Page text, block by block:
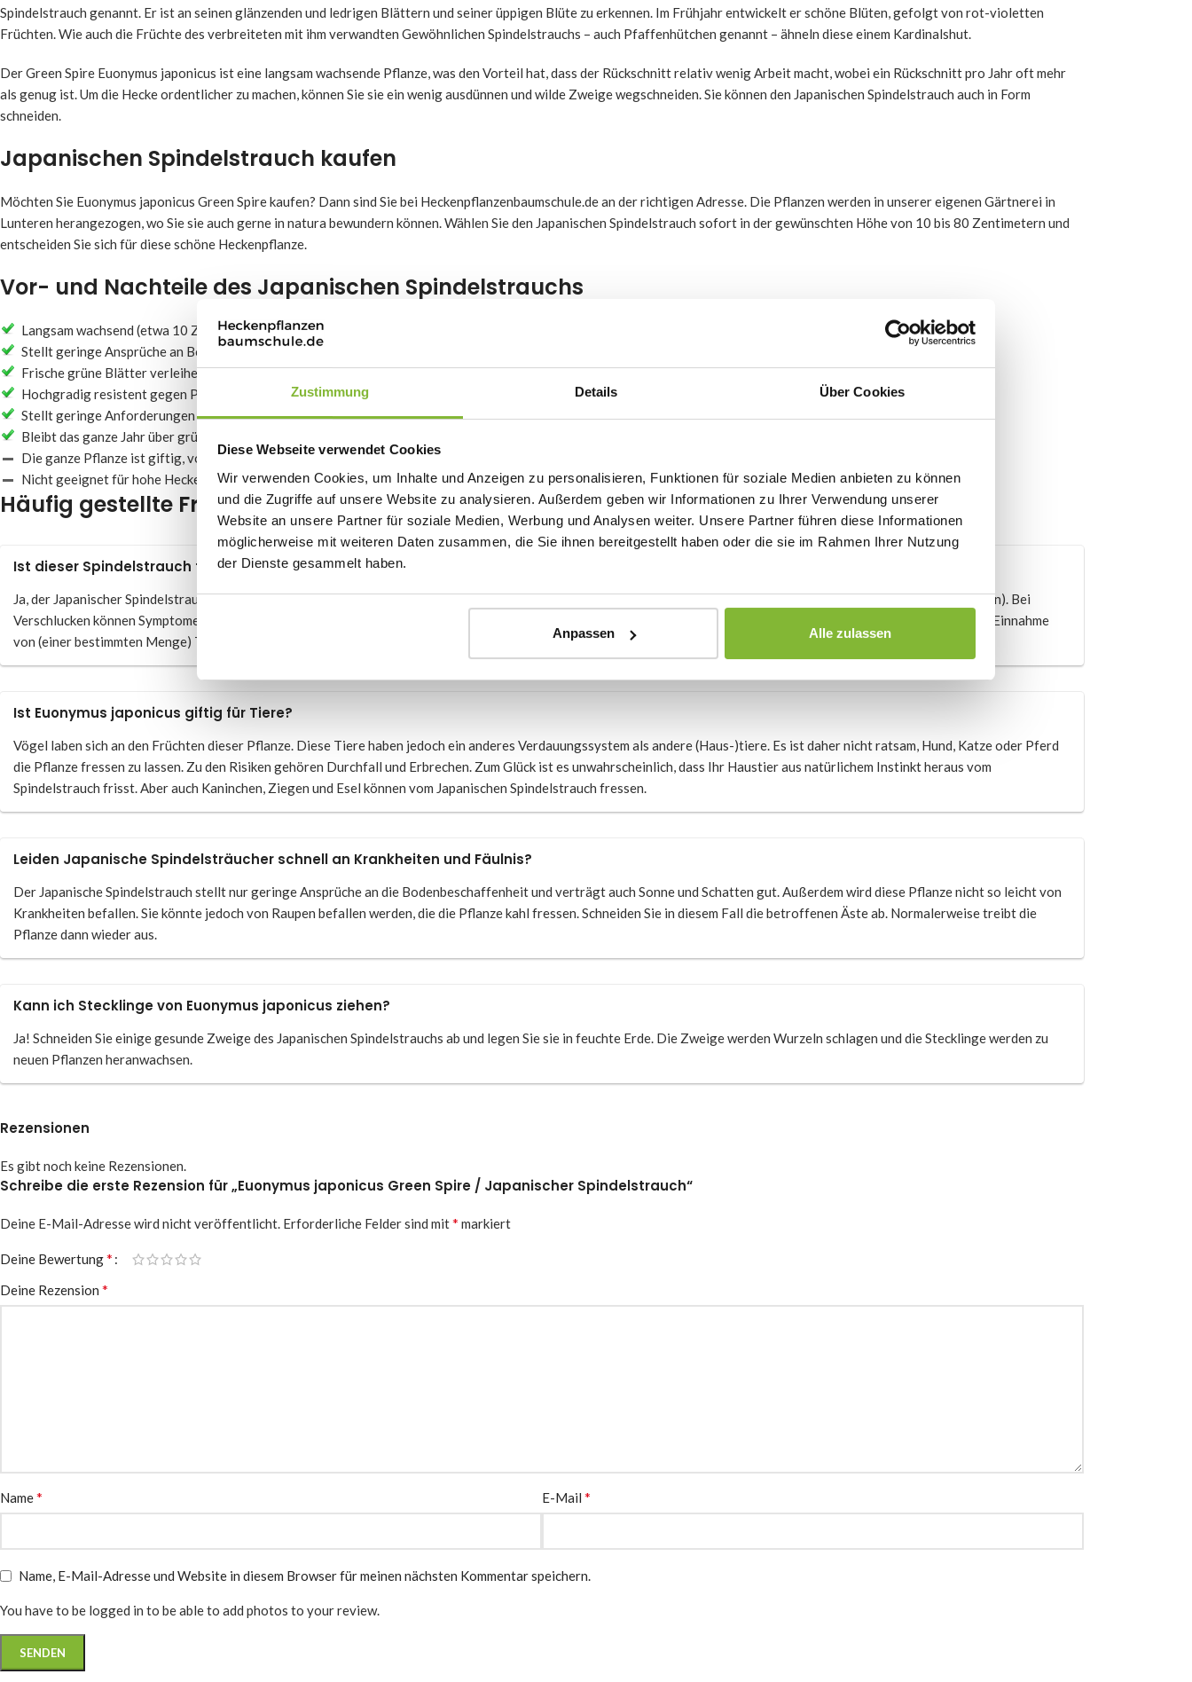
Zustimmung Details Über Cookies
Diese Webseite verwendet Cookies
Wir verwenden Cookies, um Inhalte und Anzeigen zu personalisieren, Funktionen für soziale Medien anbieten zu können
und die Zugriffe auf unsere Website zu analysieren. Außerdem geben wir Informationen zu Ihrer Verwendung unserer
Website an unsere Partner für soziale Medien, Werbung und Analysen weiter. Unsere Partner führen diese Informationen
möglicherweise mit weiteren Daten zusammen, die Sie ihnen bereitgestellt haben oder die sie im Rahmen Ihrer Nutzung
der Dienste gesammelt haben.
Anpassen Alle zulassen
Spindelstrauch genannt. Er ist an seinen glänzenden und ledrigen Blättern und seiner üppigen Blüte zu erkennen. Im Frühjahr entwickelt er schöne Blüten, gefolgt von rot-violetten
Früchten. Wie auch die Früchte des verbreiteten mit ihm verwandten Gewöhnlichen Spindelstrauchs – auch Pfaffenhütchen genannt – ähneln diese einem Kardinalshut.
Der Green Spire Euonymus japonicus ist eine langsam wachsende Pflanze, was den Vorteil hat, dass der Rückschnitt relativ wenig Arbeit macht, wobei ein Rückschnitt pro Jahr oft mehr
als genug ist. Um die Hecke ordentlicher zu machen, können Sie sie ein wenig ausdünnen und wilde Zweige wegschneiden. Sie können den Japanischen Spindelstrauch auch in Form
schneiden.
Japanischen Spindelstrauch kaufen
Möchten Sie Euonymus japonicus Green Spire kaufen? Dann sind Sie bei Heckenpflanzenbaumschule.de an der richtigen Adresse. Die Pflanzen werden in unserer eigenen Gärtnerei in
Lunteren herangezogen, wo Sie sie auch gerne in natura bewundern können. Wählen Sie den Japanischen Spindelstrauch sofort in der gewünschten Höhe von 10 bis 80 Zentimetern und
entscheiden Sie sich für diese schöne Heckenpflanze.
Vor- und Nachteile des Japanischen Spindelstrauchs
Langsam wachsend (etwa 10 Zentimeter pro Jahr): perfekt für niedrige Hecken
Stellt geringe Ansprüche an Bodenart und Sonneneinstrahlung
Frische grüne Blätter verleihen ein luxuriöses Aussehen
Hochgradig resistent gegen Pflanzenkrankheiten
Stellt geringe Anforderungen an den Baumschnitt
Bleibt das ganze Jahr über grün
Die ganze Pflanze ist giftig, vom Stängel bis zu den Blättern und Blüten
Nicht geeignet für hohe Hecken: Wächst nicht höher als etwa 60 – 80 Zentimeter
Häufig gestellte Fragen zum Japanischen Spindelstrauch
Ist dieser Spindelstrauch für den Menschen giftig?
Ja, der Japanischer Spindelstrauch ist für den Menschen giftig, vom Stamm bis zu den Blättern, Früchten und Blüten. Dies gilt für alle Spindelstraucharten (etwa 180 Arten). Bei
Verschlucken können Symptome wie Krämpfe, Durchfall, Erbrechen und Schwindel auftreten, vor allem, wenn große Mengen eingenommen werden. Die Reaktion auf die Einnahme
von (einer bestimmten Menge) Teilen des Euonymus ist von Person zu Person unterschiedlich und es ist daher ratsam, in diesem Fall den Rat Ihres Arztes einzuholen.
Ist Euonymus japonicus giftig für Tiere?
Vögel laben sich an den Früchten dieser Pflanze. Diese Tiere haben jedoch ein anderes Verdauungssystem als andere (Haus-)tiere. Es ist daher nicht ratsam, Hund, Katze oder Pferd
die Pflanze fressen zu lassen. Zu den Risiken gehören Durchfall und Erbrechen. Zum Glück ist es unwahrscheinlich, dass Ihr Haustier aus natürlichem Instinkt heraus vom
Spindelstrauch frisst. Aber auch Kaninchen, Ziegen und Esel können vom Japanischen Spindelstrauch fressen.
Leiden Japanische Spindelsträucher schnell an Krankheiten und Fäulnis?
Der Japanische Spindelstrauch stellt nur geringe Ansprüche an die Bodenbeschaffenheit und verträgt auch Sonne und Schatten gut. Außerdem wird diese Pflanze nicht so leicht von
Krankheiten befallen. Sie könnte jedoch von Raupen befallen werden, die die Pflanze kahl fressen. Schneiden Sie in diesem Fall die betroffenen Äste ab. Normalerweise treibt die
Pflanze dann wieder aus.
Kann ich Stecklinge von Euonymus japonicus ziehen?
Ja! Schneiden Sie einige gesunde Zweige des Japanischen Spindelstrauchs ab und legen Sie sie in feuchte Erde. Die Zweige werden Wurzeln schlagen und die Stecklinge werden zu
neuen Pflanzen heranwachsen.
Rezensionen
Es gibt noch keine Rezensionen.
Schreibe die erste Rezension für „Euonymus japonicus Green Spire / Japanischer Spindelstrauch“
Deine E-Mail-Adresse wird nicht veröffentlicht. Erforderliche Felder sind mit* markiert
Deine Bewertung*
Deine Rezension *
Name* E-Mail *
Name, E-Mail-Adresse und Website in diesem Browser für meinen nächsten Kommentar speichern.
You have to be logged in to be able to add photos to your review.